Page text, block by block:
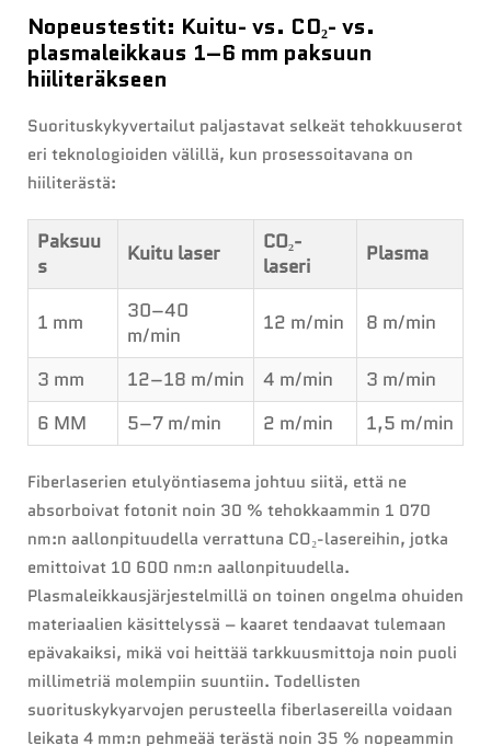
Nopeustestit: Kuitu- vs. CO₂- vs.
plasmaleikkaus 1–6 mm paksuun
hiiliteräkseen
Suorituskykyvertailut paljastavat selkeät tehokkuuserot
eri teknologioiden välillä, kun prosessoitavana on
hiiliterästä:
Paksuu
s
Kuitu laser
CO₂-
laseri
Plasma
1 mm
30–40
m/min
12 m/min 8 m/min
3 mm 12–18 m/min 4 m/min
3 m/min
6 MM
5–7 m/min 2 m/min 1,5 m/min
Fiberlaserien etulyöntiasema johtuu siitä, että ne
absorboivat fotonit noin 30 % tehokkaammin 1 070
nm:n aallonpituudella verrattuna CO₂-lasereihin, jotka
emittoivat 10 600 nm:n aallonpituudella.
Plasmaleikkausjärjestelmillä on toinen ongelma ohuiden
materiaalien käsittelyssä – kaaret tendaavat tulemaan
epävakaiksi, mikä voi heittää tarkkuusmittoja noin puoli
millimetriä molempiin suuntiin. Todellisten
suorituskykyarvojen perusteella fiberlasereilla voidaan
leikata 4 mm:n pehmeää terästä noin 35 % nopeammin